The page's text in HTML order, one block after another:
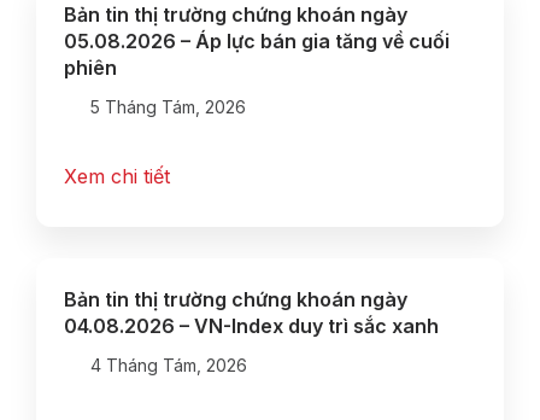
Bản tin thị trường chứng khoán ngày
05.08.2026 – Áp lực bán gia tăng về cuối
phiên
5 Tháng Tám, 2026
Xem chi tiết
Bản tin thị trường chứng khoán ngày
04.08.2026 – VN-Index duy trì sắc xanh
4 Tháng Tám, 2026